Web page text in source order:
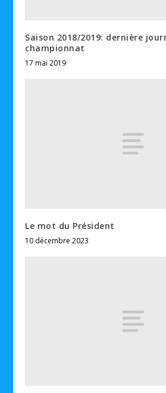
Saison 2018/2019: dernière
championnat
17 mai 2019
Le mot du Président
10 décembre 2023